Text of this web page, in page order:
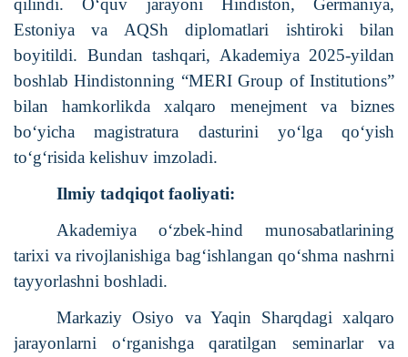
qilindi.O‘quv jarayoni Hindiston, Germaniya,
Estoniya va AQSh diplomatlari ishtiroki bilan
boyitildi. Bundan tashqari, Akademiya 2025-yildan
boshlab Hindistonning “MERI Group of Institutions”
bilan hamkorlikda xalqaro menejment va biznes
bo‘yicha magistratura dasturini yo‘lga qo‘yish
to‘g‘risida kelishuv imzoladi.
Ilmiy tadqiqot faoliyati:
Akademiya o‘zbek-hind munosabatlarining
tarixi va rivojlanishiga bag‘ishlangan qo‘shma nashrni
tayyorlashni boshladi.
Markaziy Osiyo va Yaqin Sharqdagi xalqaro
jarayonlarni o‘rganishga qaratilgan seminarlar va